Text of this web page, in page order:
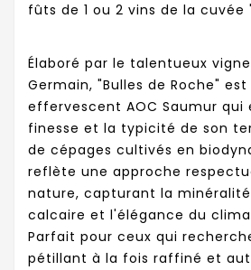
fûts de 1 ou 2 vins de la cuvée
Élaboré par le talentueux
Germain, "Bulles de Roche"
effervescent AOC Saumur qui
finesse et la typicité de son
de cépages cultivés en
reflète une approche
nature, capturant la minéralité
calcaire et l'élégance du
Parfait pour ceux qui
pétillant à la fois raffiné et